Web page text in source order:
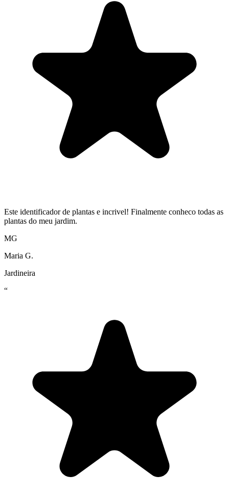
Este identificador de plantas e incrivel! Finalmente conheco todas as
plantas do meu jardim.
MG
Maria G.
Jardineira
“